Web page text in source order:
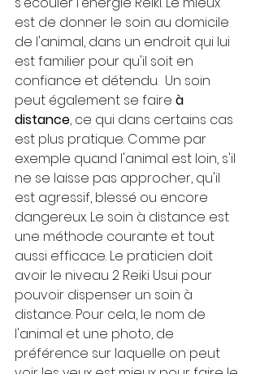
est de donner le soin au domicile
de l'animal, dans un endroit qui lui
est familier pour qu'il soit en
confiance et détendu.  Un soin
peut également se faire à
distance, ce qui dans certains cas
est plus pratique. Comme par
exemple quand l'animal est loin, s'il
ne se laisse pas approcher, qu'il
est agressif, blessé ou encore
dangereux. Le soin à distance est
une méthode courante et tout
aussi efficace. Le praticien doit
avoir le niveau 2 Reiki Usui pour
pouvoir dispenser un soin à
distance. Pour cela, le nom de
l'animal et une photo, de
préférence sur laquelle on peut